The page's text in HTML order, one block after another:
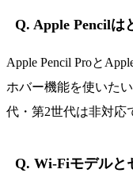
Q. Apple Pencilは
Apple Pencil Proと
ホバー機能を使いた
代・第2世代は非対応
Q. Wi-Fiモデルと